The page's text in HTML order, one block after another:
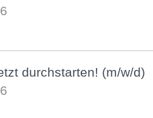
durchstarten! (m/w/d)